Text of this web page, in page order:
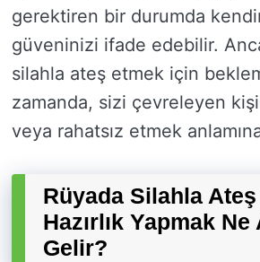
gerektiren bir durumda
güveninizi ifade edebilir.
silahla ateş etmek için
zamanda, sizi çevreleyen
veya rahatsız etmek
Rüyada Silahla
Hazırlık Yapmak
Gelir?